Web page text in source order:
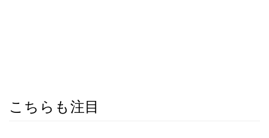
こちらも注目